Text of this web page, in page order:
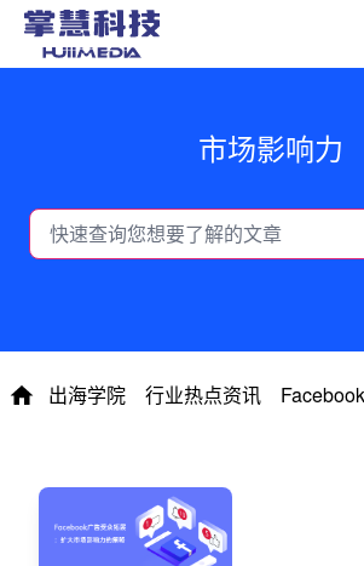
市场影响力
出海学院 行业热点资讯